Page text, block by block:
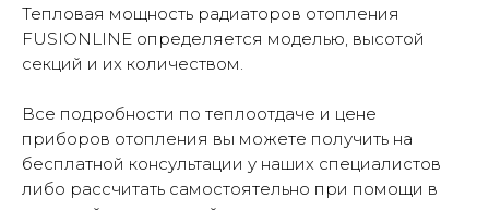
Тепловая мощность радиаторов отопления
FUSIONLINE определяется моделью, высотой
секций и их количеством.
Все подробности по теплоотдаче и цене
приборов отопления вы можете получить на
бесплатной консультации у наших специалистов
либо рассчитать самостоятельно при помощи в